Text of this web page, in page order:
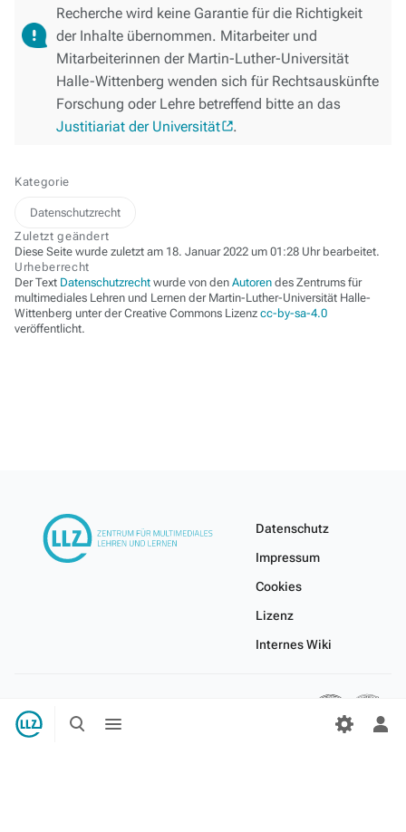
Suche
umschaltenumschalten
Recherche wird keine Garantie für die Richtigkeit
der Inhalte übernommen. Mitarbeiter und
Mitarbeiterinnen der Martin-Luther-Universität
Halle-Wittenberg wenden sich für Rechtsauskünfte
Forschung oder Lehre betreffend bitte an das
Justitiariat der Universität
.
Kategorie
Datenschutzrecht
Zuletzt geändert
Diese Seite wurde zuletzt am 18. Januar 2022 um 01:28 Uhr bearbeitet.
Urheberrecht
Der Text Datenschutzrecht wurde von den Autoren des Zentrums für
multimediales Lehren und Lernen der Martin-Luther-Universität Halle-
Wittenberg unter der Creative Commons Lizenz cc-by-sa-4.0
veröffentlicht.
Datenschutz
Impressum
Cookies
Lizenz
Internes Wiki